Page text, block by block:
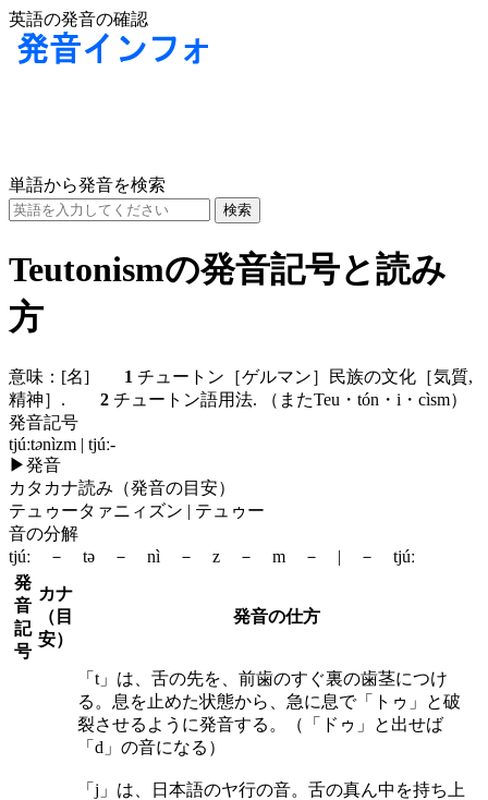
英語の発音の確認
単語から発音を検索
Teutonismの発音記号と読み
方
意味： [名] 1 チュートン［ゲルマン］民族の文化［気質,
精神］. 2 チュートン語用法. （またTeu・tón・i・cìsm）
発音記号
tjúːtənìzm | tjúː-
▶発音
カタカナ読み（発音の目安）
テュゥータァニィズン | テュゥー
音の分解
tjúː － tə － nì － z － m － | － tjúː
発
音
記
号
カナ
（目
安）
発音の仕方
「t」は、舌の先を、前歯のすぐ裏の歯茎につけ
る。息を止めた状態から、急に息で「トゥ」と破
裂させるように発音する。（「ドゥ」と出せば
「d」の音になる）
「j」は、日本語のヤ行の音。舌の真ん中を持ち上